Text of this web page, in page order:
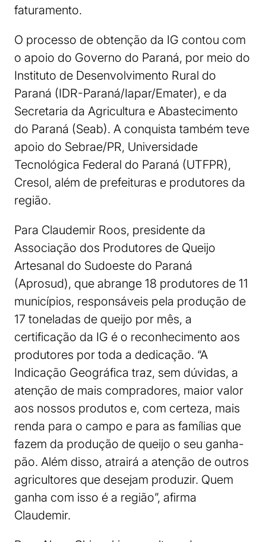
faturamento.
O processo de obtenção da IG contou com
o apoio do Governo do Paraná, por meio do
Instituto de Desenvolvimento Rural do
Paraná (IDR-Paraná/Iapar/Emater), e da
Secretaria da Agricultura e Abastecimento
do Paraná (Seab). A conquista também teve
apoio do Sebrae/PR, Universidade
Tecnológica Federal do Paraná (UTFPR),
Cresol, além de prefeituras e produtores da
região.
Para Claudemir Roos, presidente da
Associação dos Produtores de Queijo
Artesanal do Sudoeste do Paraná
(Aprosud), que abrange 18 produtores de 11
municípios, responsáveis pela produção de
17 toneladas de queijo por mês, a
certificação da IG é o reconhecimento aos
produtores por toda a dedicação. “A
Indicação Geográfica traz, sem dúvidas, a
atenção de mais compradores, maior valor
aos nossos produtos e, com certeza, mais
renda para o campo e para as famílias que
fazem da produção de queijo o seu ganha-
pão. Além disso, atrairá a atenção de outros
agricultores que desejam produzir. Quem
ganha com isso é a região”, afirma
Claudemir.